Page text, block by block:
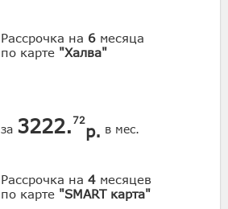
Рассрочка на 6 месяца
по карте "Халва"
за 3222. 72
р. в мес.
Рассрочка на 4 месяцев
по карте "SMART карта"